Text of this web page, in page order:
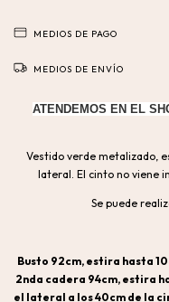
MEDIOS DE PAGO
MEDIOS DE ENVÍO
ATENDEMOS EN EL
Vestido verde metalizado,
lateral. El cinto no viene
Se puede
Busto 92cm, estira hasta
2nda cadera 94cm, estira
el lateral a los 40cm de la